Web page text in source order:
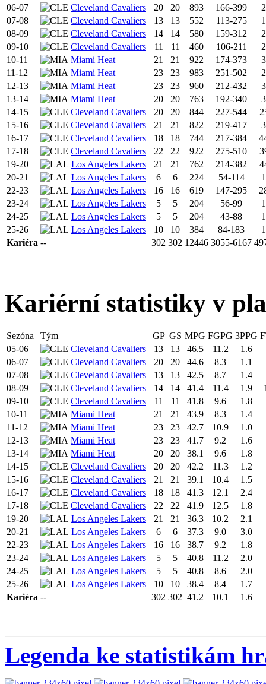
06-07
Cleveland Cavaliers 20 20 893 166-399
07-08
Cleveland Cavaliers 13 13 552 113-275
08-09
Cleveland Cavaliers 14 14 580 159-312
09-10
Cleveland Cavaliers 11 11 460 106-211
10-11
Miami Heat 21 21 922 174-373
11-12
Miami Heat 23 23 983 251-502
12-13
Miami Heat 23 23 960 212-432
13-14
Miami Heat 20 20 763 192-340
14-15
Cleveland Cavaliers 20 20 844 227-544
15-16
Cleveland Cavaliers 21 21 822 219-417
16-17
Cleveland Cavaliers 18 18 744 217-384
17-18
Cleveland Cavaliers 22 22 922 275-510
19-20
Los Angeles Lakers 21 21 762 214-382
20-21
Los Angeles Lakers 6 6 224 54-114
22-23
Los Angeles Lakers 16 16 619 147-295
23-24
Los Angeles Lakers 5 5 204 56-99
24-25
Los Angeles Lakers 5 5 204 43-88
25-26
Los Angeles Lakers 10 10 384 84-183
Kariéra -- 302 302 12446 3055-6167
Kariérní statistiky v
Sezóna Tým GP GS MPG FGPG 3PPG
05-06
Cleveland Cavaliers 13 13 46.5 11.2
1.6
06-07
Cleveland Cavaliers 20 20 44.6 8.3
1.1
07-08
Cleveland Cavaliers 13 13 42.5 8.7
1.4
08-09
Cleveland Cavaliers 14 14 41.4 11.4 1.9
09-10
Cleveland Cavaliers 11 11 41.8 9.6
1.8
10-11
Miami Heat 21 21 43.9 8.3
1.4
11-12
Miami Heat 23 23 42.7 10.9
1.0
12-13
Miami Heat 23 23 41.7 9.2
1.6
13-14
Miami Heat 20 20 38.1 9.6
1.8
14-15
Cleveland Cavaliers 20 20 42.2 11.3
1.2
15-16
Cleveland Cavaliers 21 21 39.1 10.4
1.5
16-17
Cleveland Cavaliers 18 18 41.3 12.1
2.4
17-18
Cleveland Cavaliers 22 22 41.9 12.5
1.8
19-20
Los Angeles Lakers 21 21 36.3 10.2
2.1
20-21
Los Angeles Lakers 6 6 37.3 9.0
3.0
22-23
Los Angeles Lakers 16 16 38.7 9.2
1.8
23-24
Los Angeles Lakers 5 5 40.8 11.2
2.0
24-25
Los Angeles Lakers 5 5 40.8 8.6
2.0
25-26
Los Angeles Lakers 10 10 38.4 8.4
1.7
Kariéra -- 302 302 41.2 10.1 1.6
Legenda ke statistikám